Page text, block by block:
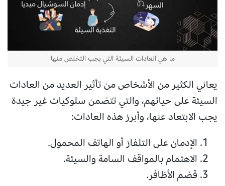
ما هي العادات السيئة التي يجب التخلص منها
يعاني الكثير من الأشخاص من تأثير العديد من العادات
السيئة على حياتهم، والتي تتضمن سلوكيات غير جيدة
يجب الابتعاد عنها، وأبرز هذه العادات:
الإدمان على التلفاز أو الهاتف المحمول.
الاهتمام بالمواقف السامة والسيئة.
قضم الأظافر.